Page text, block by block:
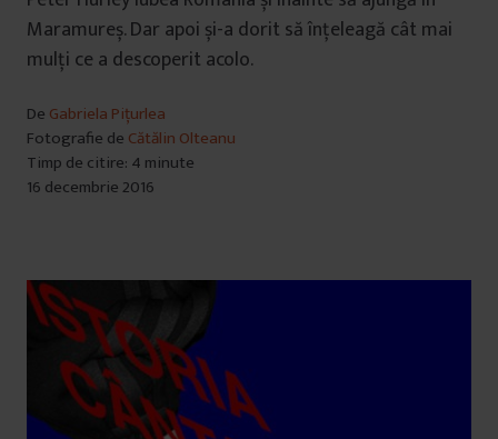
Maramureș. Dar apoi și-a dorit să înțeleagă cât mai
mulți ce a descoperit acolo.
De Gabriela Pițurlea
Fotografie de Cătălin Olteanu
Timp de citire: 4 minute
16 decembrie 2016